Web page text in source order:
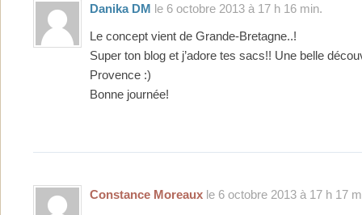
Danika DM le 6 octobre 2013 à 17 h 16 min.
Le concept vient de Grande-Bretagne..!
Super ton blog et j’adore tes sacs!! Une belle
Provence :)
Bonne journée!
Constance Moreaux le 6 octobre 2013 à 17 h 17